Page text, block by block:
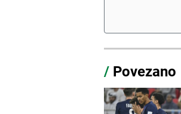
/ Povezano